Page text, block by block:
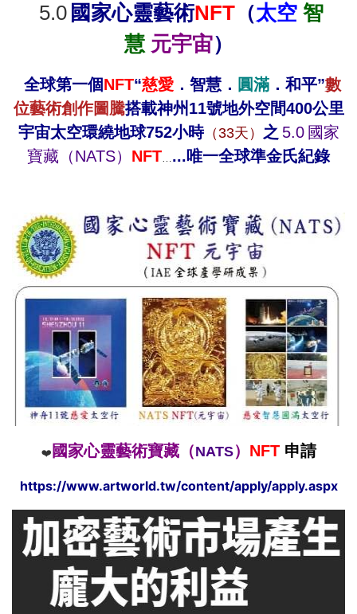
5.0 國家心靈藝術NFT （太空 智
慧 元宇宙）
全球第一個NFT“慈愛 ．智慧． 圓滿 ．和平”數
位藝術創作圖騰搭載神州11號地外空間400公里
宇宙太空環繞地球752小時（33天） 之 5.0 國家
寶藏（NATS） NFT…...唯一全球準金氏紀錄
❤️ 國家心靈藝術寶藏（NATS） NFT申請
https://www.artworld.tw/content/apply/apply.aspx